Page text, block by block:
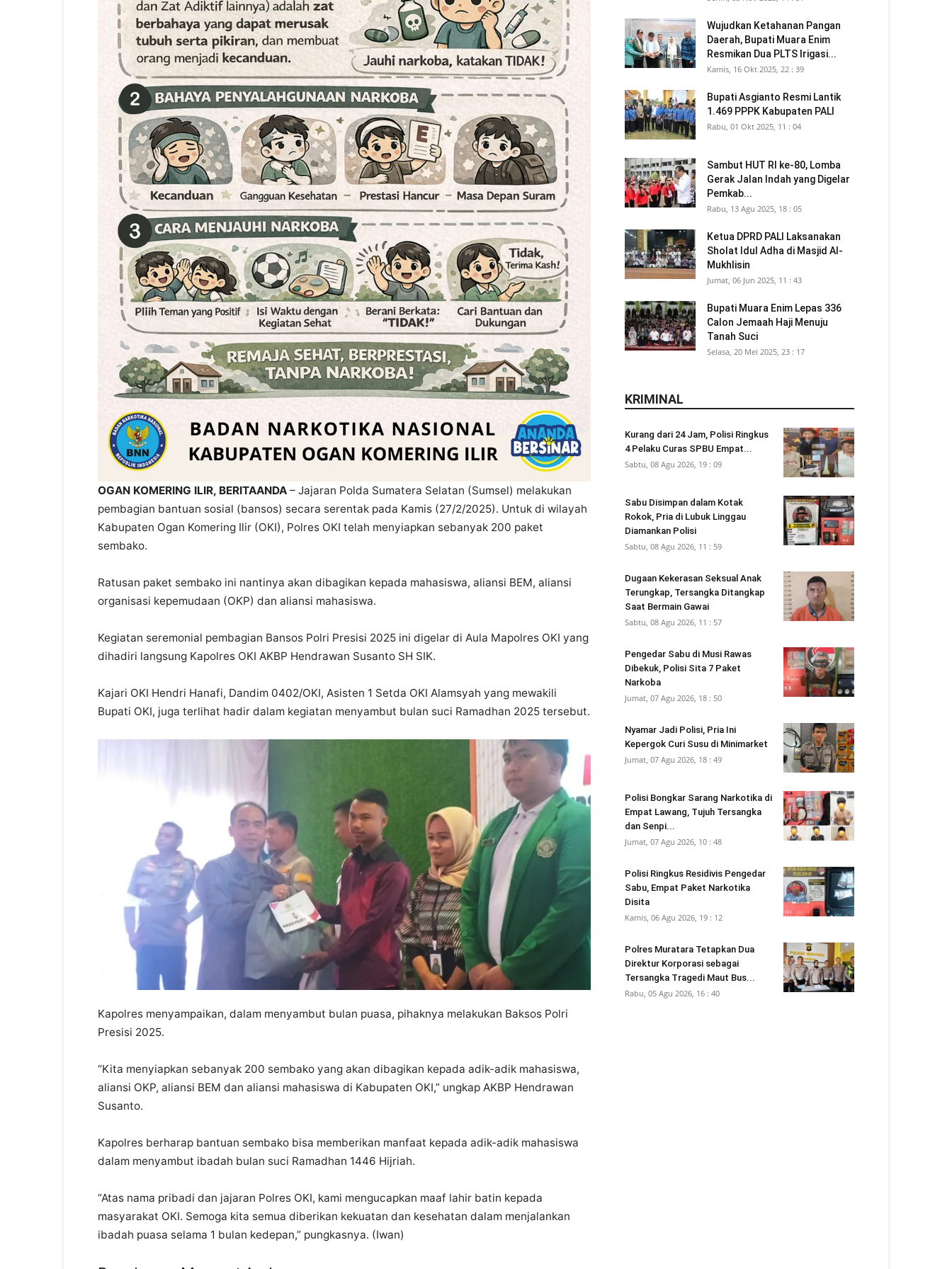
OGAN KOMERING ILIR, BERITAANDA – Jajaran Polda Sumatera Selatan (Sumsel) melakukan
pembagian bantuan sosial (bansos) secara serentak pada Kamis (27/2/2025). Untuk di wilayah
Kabupaten Ogan Komering Ilir (OKI), Polres OKI telah menyiapkan sebanyak 200 paket
sembako.
Ratusan paket sembako ini nantinya akan dibagikan kepada mahasiswa, aliansi BEM, aliansi
organisasi kepemudaan (OKP) dan aliansi mahasiswa.
Kegiatan seremonial pembagian Bansos Polri Presisi 2025 ini digelar di Aula Mapolres OKI yang
dihadiri langsung Kapolres OKI AKBP Hendrawan Susanto SH SIK.
Kajari OKI Hendri Hanafi, Dandim 0402/OKI, Asisten 1 Setda OKI Alamsyah yang mewakili
Bupati OKI, juga terlihat hadir dalam kegiatan menyambut bulan suci Ramadhan 2025 tersebut.
Kapolres menyampaikan, dalam menyambut bulan puasa, pihaknya melakukan Baksos Polri
Presisi 2025.
“Kita menyiapkan sebanyak 200 sembako yang akan dibagikan kepada adik-adik mahasiswa,
aliansi OKP, aliansi BEM dan aliansi mahasiswa di Kabupaten OKI,” ungkap AKBP Hendrawan
Susanto.
Kapolres berharap bantuan sembako bisa memberikan manfaat kepada adik-adik mahasiswa
dalam menyambut ibadah bulan suci Ramadhan 1446 Hijriah.
“Atas nama pribadi dan jajaran Polres OKI, kami mengucapkan maaf lahir batin kepada
masyarakat OKI. Semoga kita semua diberikan kekuatan dan kesehatan dalam menjalankan
ibadah puasa selama 1 bulan kedepan,” pungkasnya. (Iwan)
Wujudkan Ketahanan Pangan
Daerah, Bupati Muara Enim
Resmikan Dua PLTS Irigasi...
Kamis, 16 Okt 2025, 22 : 39
Bupati Asgianto Resmi Lantik
1.469 PPPK Kabupaten PALI
Rabu, 01 Okt 2025, 11 : 04
Sambut HUT RI ke-80, Lomba
Gerak Jalan Indah yang Digelar
Pemkab...
Rabu, 13 Agu 2025, 18 : 05
Ketua DPRD PALI Laksanakan
Sholat Idul Adha di Masjid Al-
Mukhlisin
Jumat, 06 Jun 2025, 11 : 43
Bupati Muara Enim Lepas 336
Calon Jemaah Haji Menuju
Tanah Suci
Selasa, 20 Mei 2025, 23 : 17
KRIMINAL
Kurang dari 24 Jam, Polisi Ringkus
4 Pelaku Curas SPBU Empat...
Sabtu, 08 Agu 2026, 19 : 09
Sabu Disimpan dalam Kotak
Rokok, Pria di Lubuk Linggau
Diamankan Polisi
Sabtu, 08 Agu 2026, 11 : 59
Dugaan Kekerasan Seksual Anak
Terungkap, Tersangka Ditangkap
Saat Bermain Gawai
Sabtu, 08 Agu 2026, 11 : 57
Pengedar Sabu di Musi Rawas
Dibekuk, Polisi Sita 7 Paket
Narkoba
Jumat, 07 Agu 2026, 18 : 50
Nyamar Jadi Polisi, Pria Ini
Kepergok Curi Susu di Minimarket
Jumat, 07 Agu 2026, 18 : 49
Polisi Bongkar Sarang Narkotika di
Empat Lawang, Tujuh Tersangka
dan Senpi...
Jumat, 07 Agu 2026, 10 : 48
Polisi Ringkus Residivis Pengedar
Sabu, Empat Paket Narkotika
Disita
Kamis, 06 Agu 2026, 19 : 12
Polres Muratara Tetapkan Dua
Direktur Korporasi sebagai
Tersangka Tragedi Maut Bus...
Rabu, 05 Agu 2026, 16 : 40